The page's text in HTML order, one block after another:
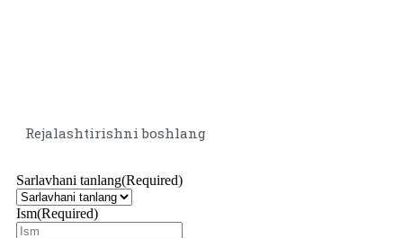
Rejalashtirishni boshlang
Sarlavhani tanlang(Required)
Ism(Required)